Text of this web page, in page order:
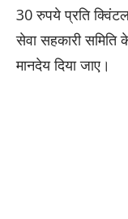
30 रुपये प्रति
सेवा सहकारी
मानदेय दिया जाए।